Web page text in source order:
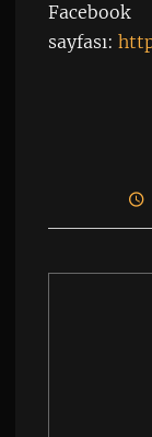
Facebook
sayfası: